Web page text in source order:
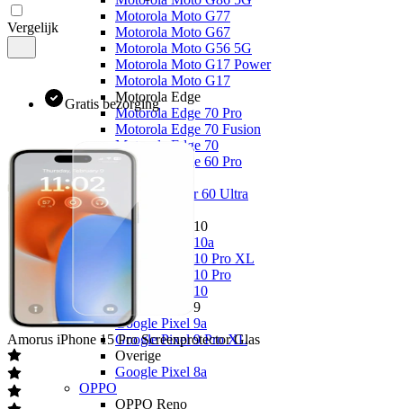
Motorola Moto G77
Motorola Moto G67
Motorola Moto G56 5G
Motorola Moto G17 Power
Motorola Moto G17
Motorola Edge
Motorola Edge 70 Pro
Motorola Edge 70 Fusion
Motorola Edge 70
Motorola Edge 60 Pro
Motorola Razr 60 Ultra
Google
Google Pixel 10
Google Pixel 10a
Google Pixel 10 Pro XL
Google Pixel 10 Pro
Google Pixel 10
Google Pixel 9
Google Pixel 9a
Google Pixel 9 Pro XL
Overige
Google Pixel 8a
OPPO
OPPO Reno
Vergelijk
Gratis bezorging
Amorus iPhone 15 Pro Screenprotector Glas